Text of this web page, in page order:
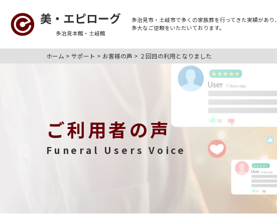
美・エピローグ
多治見本館・土岐館
多治見市・土岐市で多くの家族葬を行ってきた実績があり、
多大なご信頼をいただいております。
ホーム > サポート > お客様の声 > ２回目の利用となりました
ご利用者の声
Funeral Users Voice